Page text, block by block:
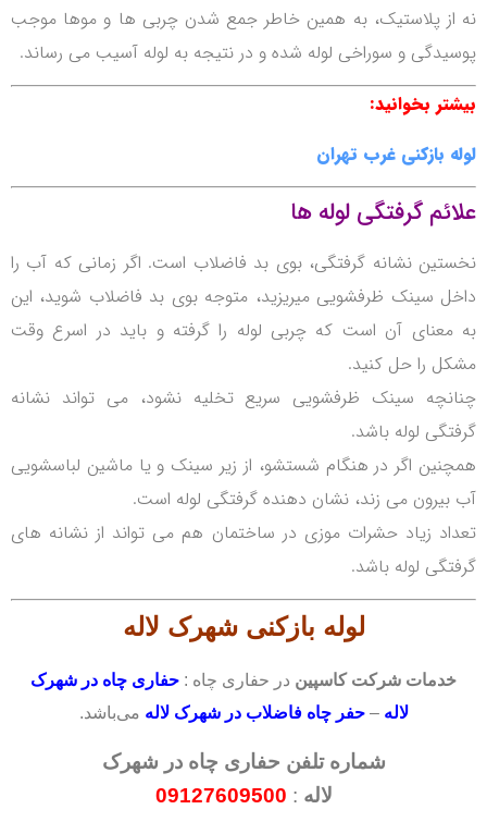
نه از پلاستیک، به همین خاطر جمع شدن چربی ها و موها موجب
پوسیدگی و سوراخی لوله شده و در نتیجه به لوله آسیب می رساند.
بیشتر بخوانید:
لوله بازکنی غرب تهران
علائم گرفتگی لوله ها
نخستین نشانه گرفتگی، بوی بد فاضلاب است. اگر زمانی که آب را
داخل سینک ظرفشویی میریزید، متوجه بوی بد فاضلاب شوید، این
به معنای آن است که چربی لوله را گرفته و باید در اسرع وقت
مشکل را حل کنید.
چنانچه سینک ظرفشویی سریع تخلیه نشود، می تواند نشانه
گرفتگی لوله باشد.
همچنین اگر در هنگام شستشو، از زیر سینک و یا ماشین لباسشویی
آب بیرون می زند، نشان دهنده گرفتگی لوله است.
تعداد زیاد حشرات موزی در ساختمان هم می تواند از نشانه های
گرفتگی لوله باشد.
لوله بازکنی شهرک لاله
خدمات شرکت کاسپین در حفاری چاه : حفاری چاه در شهرک
لاله –حفر چاه فاضلاب در شهرک لاله می‌باشد.
شماره تلفن حفاری چاه در شهرک
لاله :
09127609500